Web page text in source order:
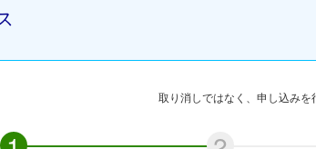
取り消しではなく、申し込みを